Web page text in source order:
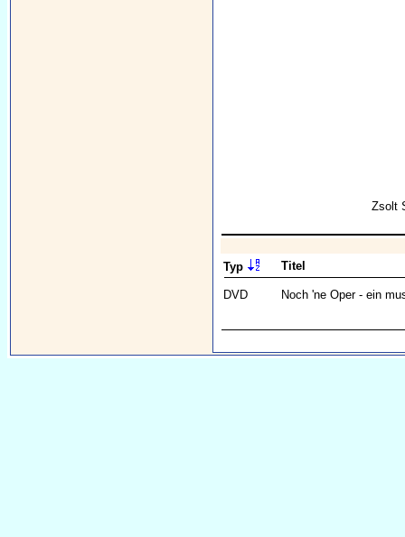
Zsolt
Typ Titel
DVD Noch 'ne Oper - ein